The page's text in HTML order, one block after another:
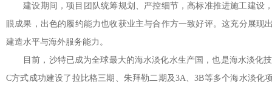
建设期间，项目团队统筹规划、严控细节，高标准推进施工建设
眼成果，出色的履约能力也收获业主与合作方一致好评。这充分展现
建造水平与海外服务能力。
目前，沙特已成为全球最大的海水淡化水生产国，也是海水淡化
C方式成功建设了拉比格三期、朱拜勒二期及3A、3B等多个海水淡化